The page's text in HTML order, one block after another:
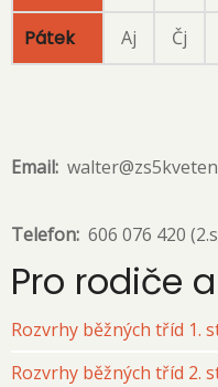
Pátek Aj Čj
Email
Telefon 606 076 420
Pro rodiče
Rozvrhy běžných tříd 1.
Rozvrhy běžných tříd 2.